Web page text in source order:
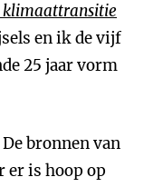
klimaattransitie
en ik de vijf
25 jaar vorm
bronnen van
er is hoop op